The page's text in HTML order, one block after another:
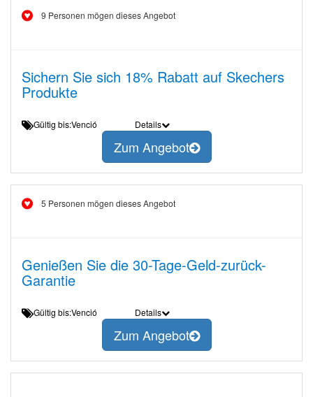
9 Personen mögen dieses Angebot
Sichern Sie sich 18% Rabatt auf Skechers
Produkte
Gültig bis:Venció Details
Zum Angebot
5 Personen mögen dieses Angebot
Genießen Sie die 30-Tage-Geld-zurück-
Garantie
Gültig bis:Venció Details
Zum Angebot